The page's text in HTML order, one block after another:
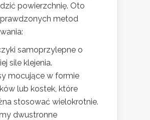
powierzchnię. Oto
metod
samoprzylepne o
sile klejenia.
mocujące w formie
lub kostek, które
stosować wielokrotnie.
dwustronne